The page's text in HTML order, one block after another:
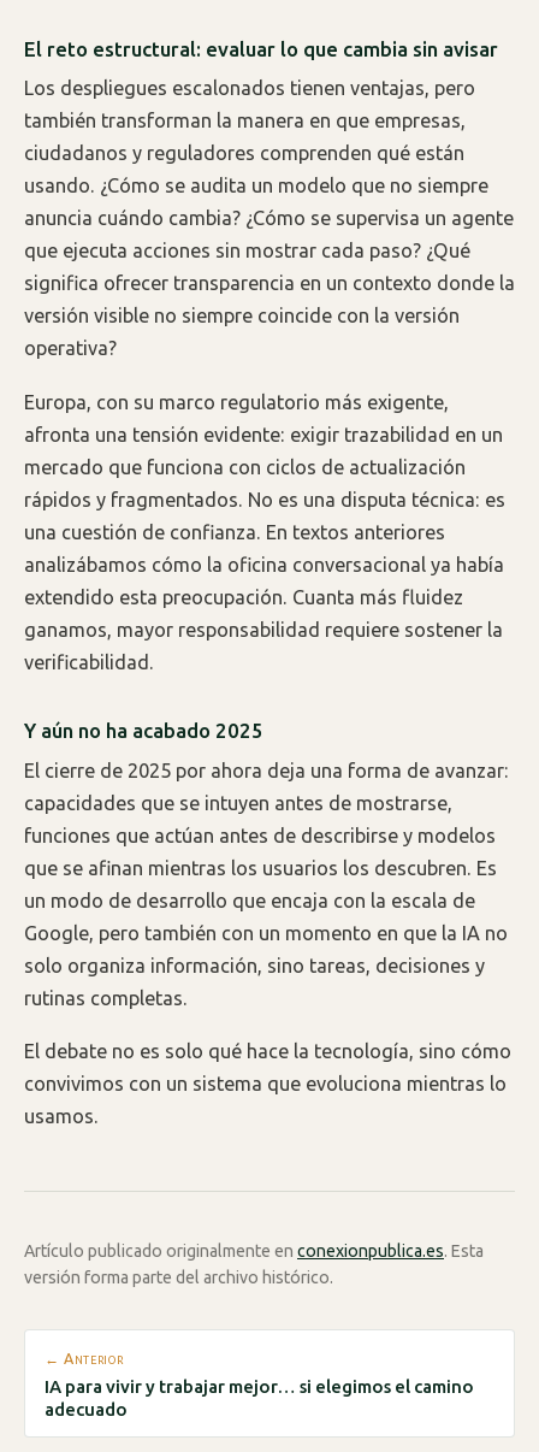
El reto estructural: evaluar lo que cambia sin avisar
Los despliegues escalonados tienen ventajas, pero
también transforman la manera en que empresas,
ciudadanos y reguladores comprenden qué están
usando. ¿Cómo se audita un modelo que no siempre
anuncia cuándo cambia? ¿Cómo se supervisa un agente
que ejecuta acciones sin mostrar cada paso? ¿Qué
significa ofrecer transparencia en un contexto donde la
versión visible no siempre coincide con la versión
operativa?
Europa, con su marco regulatorio más exigente,
afronta una tensión evidente: exigir trazabilidad en un
mercado que funciona con ciclos de actualización
rápidos y fragmentados. No es una disputa técnica: es
una cuestión de confianza. En textos anteriores
analizábamos cómo la oficina conversacional ya había
extendido esta preocupación. Cuanta más fluidez
ganamos, mayor responsabilidad requiere sostener la
verificabilidad.
Y aún no ha acabado 2025
El cierre de 2025 por ahora deja una forma de avanzar:
capacidades que se intuyen antes de mostrarse,
funciones que actúan antes de describirse y modelos
que se afinan mientras los usuarios los descubren. Es
un modo de desarrollo que encaja con la escala de
Google, pero también con un momento en que la IA no
solo organiza información, sino tareas, decisiones y
rutinas completas.
El debate no es solo qué hace la tecnología, sino cómo
convivimos con un sistema que evoluciona mientras lo
usamos.
Artículo publicado originalmente en conexionpublica.es. Esta
versión forma parte del archivo histórico.
← Anterior
IA para vivir y trabajar mejor… si elegimos el camino
adecuado